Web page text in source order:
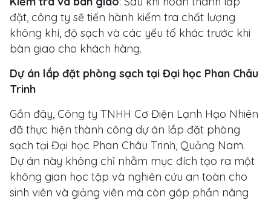
đặt, công ty sẽ tiến hành kiểm tra chất lượng
không khí, độ sạch và các yếu tố khác trước khi
bàn giao cho khách hàng.
Dự án lắp đặt phòng sạch tại Đại học Phan Châu
Trinh
Gần đây, Công ty TNHH Cơ Điện Lạnh Hạo Nhiên
đã thực hiện thành công dự án lắp đặt phòng
sạch tại Đại học Phan Châu Trinh, Quảng Nam.
Dự án này không chỉ nhằm mục đích tạo ra một
không gian học tập và nghiên cứu an toàn cho
sinh viên và giảng viên mà còn góp phần nâng